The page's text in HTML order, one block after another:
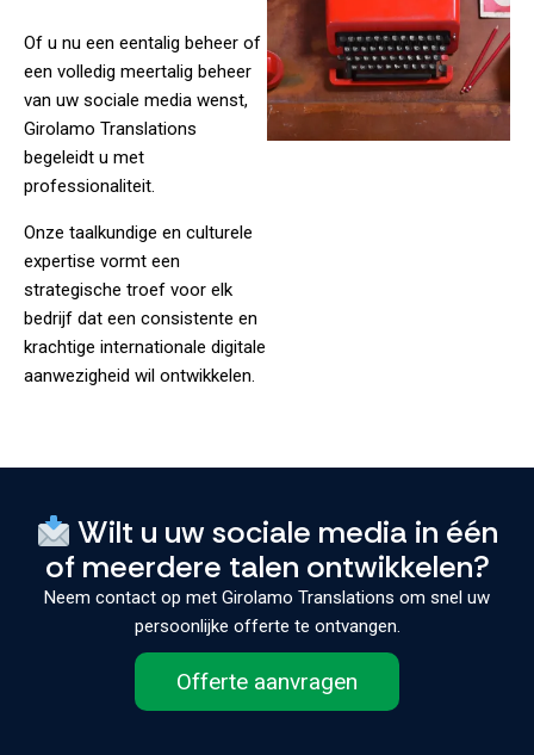
Of u nu een eentalig beheer of
een volledig meertalig beheer
van uw sociale media wenst,
Girolamo Translations
begeleidt u met
professionaliteit.
Onze taalkundige en culturele
expertise vormt een
strategische troef voor elk
bedrijf dat een consistente en
krachtige internationale digitale
aanwezigheid wil ontwikkelen.
Wilt u uw sociale media in één
of meerdere talen ontwikkelen?
Neem contact op met Girolamo Translations om snel uw
persoonlijke offerte te ontvangen.
Offerte aanvragen